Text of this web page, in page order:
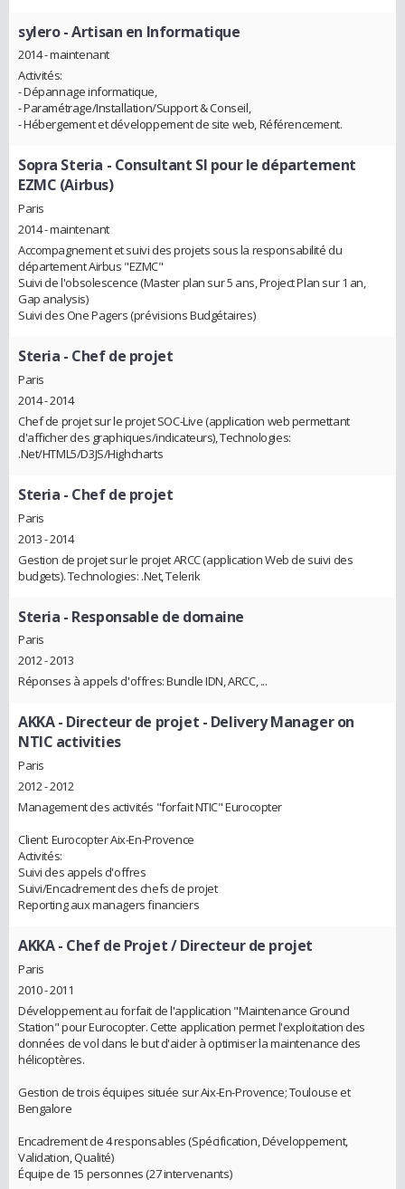
sylero- Artisan en Informatique
2014 - maintenant
Activités:
- Dépannage informatique,
- Paramétrage/Installation/Support & Conseil,
- Hébergement et développement de site web, Référencement.
Sopra Steria - Consultant SI pour le département
EZMC (Airbus)
Paris
2014 - maintenant
Accompagnement et suivi des projets sous la responsabilité du
département Airbus "EZMC"
Suivi de l'obsolescence (Master plan sur 5 ans, Project Plan sur 1 an,
Gap analysis)
Suivi des One Pagers (prévisions Budgétaires)
Steria - Chef de projet
Paris
2014 - 2014
Chef de projet sur le projet SOC-Live (application web permettant
d'afficher des graphiques/indicateurs), Technologies:
.Net/HTML5/D3JS/Highcharts
Steria - Chef de projet
Paris
2013 - 2014
Gestion de projet sur le projet ARCC (application Web de suivi des
budgets). Technologies: .Net, Telerik
Steria - Responsable de domaine
Paris
2012 - 2013
Réponses à appels d'offres: Bundle IDN, ARCC, ...
AKKA- Directeur de projet - Delivery Manager on
NTIC activities
Paris
2012 - 2012
Management des activités "forfait NTIC" Eurocopter
Client: Eurocopter Aix-En-Provence
Activités:
Suivi des appels d'offres
Suivi/Encadrement des chefs de projet
Reporting aux managers financiers
AKKA- Chef de Projet / Directeur de projet
Paris
2010 - 2011
Développement au forfait de l'application "Maintenance Ground
Station" pour Eurocopter. Cette application permet l'exploitation des
données de vol dans le but d'aider à optimiser la maintenance des
hélicoptères.
Gestion de trois équipes située sur Aix-En-Provence; Toulouse et
Bengalore
Encadrement de 4 responsables (Spécification, Développement,
Validation, Qualité)
Équipe de 15 personnes (27 intervenants)